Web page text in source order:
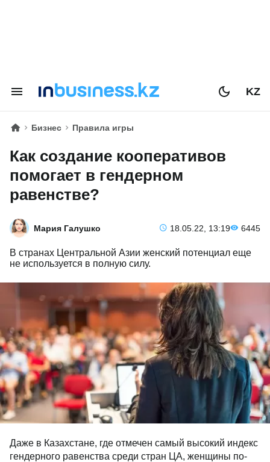
KZ
Бизнес Правила игры
Как создание кооперативов
помогает в гендерном
равенстве?
Мария Галушко 18.05.22, 13:19 6445
В странах Центральной Азии женский потенциал еще
не используется в полную силу.
Даже в Казахстане, где отмечен самый высокий индекс
гендерного равенства среди стран ЦА, женщины по-